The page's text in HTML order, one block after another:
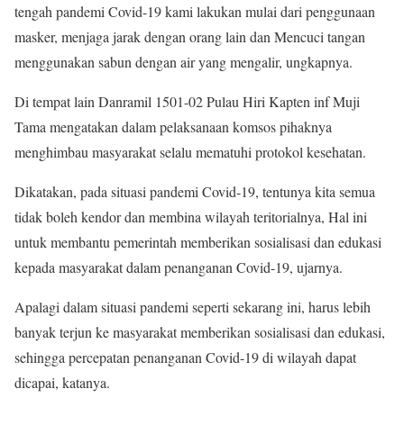
tengah pandemi Covid-19 kami lakukan mulai dari penggunaan
masker, menjaga jarak dengan orang lain dan Mencuci tangan
menggunakan sabun dengan air yang mengalir, ungkapnya.
Di tempat lain Danramil 1501-02 Pulau Hiri Kapten inf Muji
Tama mengatakan dalam pelaksanaan komsos pihaknya
menghimbau masyarakat selalu mematuhi protokol kesehatan.
Dikatakan, pada situasi pandemi Covid-19, tentunya kita semua
tidak boleh kendor dan membina wilayah teritorialnya, Hal ini
untuk membantu pemerintah memberikan sosialisasi dan edukasi
kepada masyarakat dalam penanganan Covid-19, ujarnya.
Apalagi dalam situasi pandemi seperti sekarang ini, harus lebih
banyak terjun ke masyarakat memberikan sosialisasi dan edukasi,
sehingga percepatan penanganan Covid-19 di wilayah dapat
dicapai, katanya.